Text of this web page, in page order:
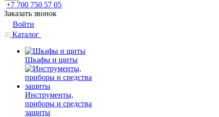
+7 700 750 57 05
Заказать звонок
Войти
Каталог
Шкафы и щиты
Инструменты,
приборы и средства
защиты